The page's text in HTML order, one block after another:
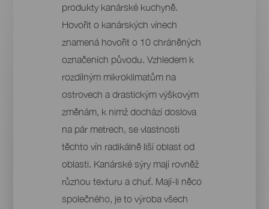
produkty kanárské kuchyně.
Hovořit o kanárských vínech
znamená hovořit o 10 chráněných
označeních původu. Vzhledem k
rozdílným mikroklimatům na
ostrovech a drastickým výškovým
změnám, k nimž dochází doslova
na pár metrech, se vlastnosti
těchto vín radikálně liší oblast od
oblasti. Kanárské sýry mají rovněž
různou texturu a chuť. Mají-li něco
společného, je to výroba všech